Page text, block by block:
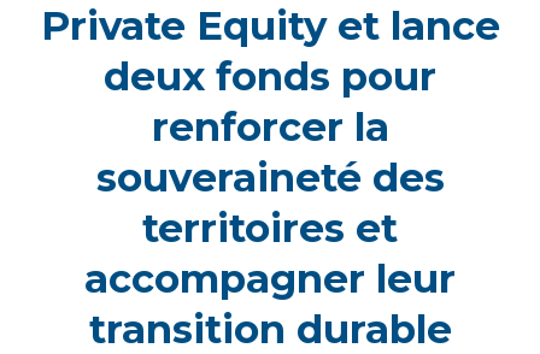
Private Equity et lance
deux fonds pour
renforcer la
souveraineté des
territoires et
accompagner leur
transition durable